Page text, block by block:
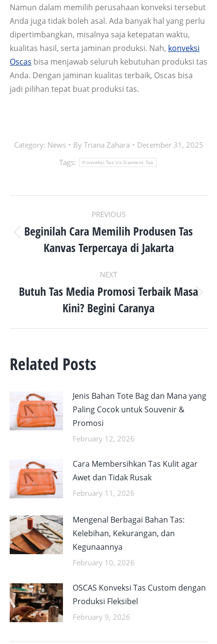
Namun dalam memilih perusahaan konveksi tersebut
Anda juga tidak boleh asal. Ada banyak hal yang perlu
dipertimbangkan, misalnya saja ketepatan waktu,
kualitas hasil, serta jaminan produksi. Nah, konveksi
Oscas bisa menjawab seluruh kebutuhan produksi tas
Anda. Dengan jaminan kualitas terbaik, Oscas bisa
jadi pilihan tepat buat produksi tas.
Category: News By Triana Zahara
December 31, 2025
Tags:
Konveksi Tas Vs Garment Tas
NAVIGATION
PREVIOUS
Previous
post:
Beginilah Cara Memilih Produsen Tas
Kanvas Terpercaya di Jakarta
NEXT
Next
post:
Butuh Tas Media Promosi Terbaik Masa
Kini? Begini Caranya
Related Posts
Jenis Bahan Tote Bag dan Mana yang
Paling Cocok untuk Souvenir &
Promosi
February 12, 2026
Cara Membersihkan Tas Kulit agar
Awet dan Tidak Rusak
February 11, 2026
Mengenal Berbagai Bahan Tas:
Kelebihan, Kekurangan, dan
Kegunaannya
February 10, 2026
OSCAS Konveksi Tas Custom dengan
Produksi Fleksibel
February 9, 2026